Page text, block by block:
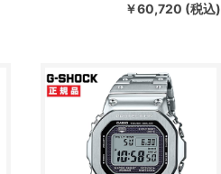
￥60,720 (税込)